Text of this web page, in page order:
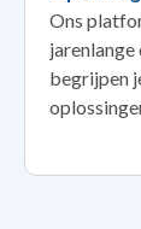
Ons
begrijpen